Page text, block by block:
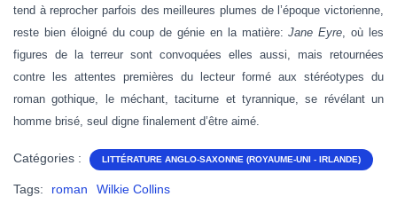
tend à reprocher parfois des meilleures plumes de l’époque victorienne,
reste bien éloigné du coup de génie en la matière:Jane Eyre, où les
figures de la terreur sont convoquées elles aussi, mais retournées
contre les attentes premières du lecteur formé aux stéréotypes du
roman gothique, le méchant, taciturne et tyrannique, se révélant un
homme brisé, seul digne finalement d’être aimé.
Catégories : LITTÉRATURE ANGLO-SAXONNE (ROYAUME-UNI - IRLANDE)
Tags: roman Wilkie Collins